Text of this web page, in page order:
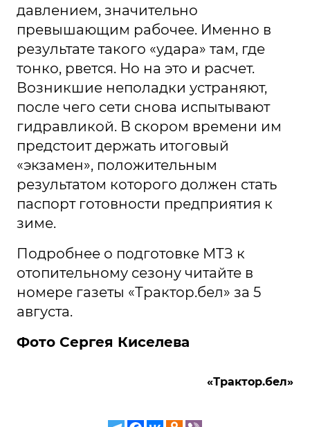
давлением, значительно
превышающим рабочее. Именно в
результате такого «удара» там, где
тонко, рвется. Но на это и расчет.
Возникшие неполадки устраняют,
после чего сети снова испытывают
гидравликой. В скором времени им
предстоит держать итоговый
«экзамен», положительным
результатом которого должен стать
паспорт готовности предприятия к
зиме.
Подробнее о подготовке МТЗ к
отопительному сезону читайте в
номере газеты «Трактор.бел» за 5
августа.
Фото Сергея Киселева
«Трактор.бел»